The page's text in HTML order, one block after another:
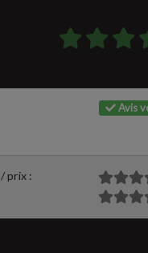
Avis
prix :